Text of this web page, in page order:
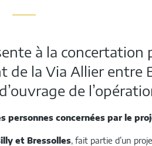
à la concertation
de la Via Allier entre
de
personnes concernées par le
et Bressolles, fait partie d’un